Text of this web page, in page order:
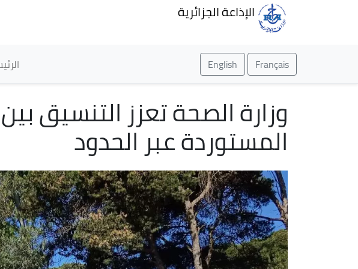
الإذاعة الجزائرية
Français
English
وزارة الصحة تعزز التنسيق
المستوردة عبر الحدود